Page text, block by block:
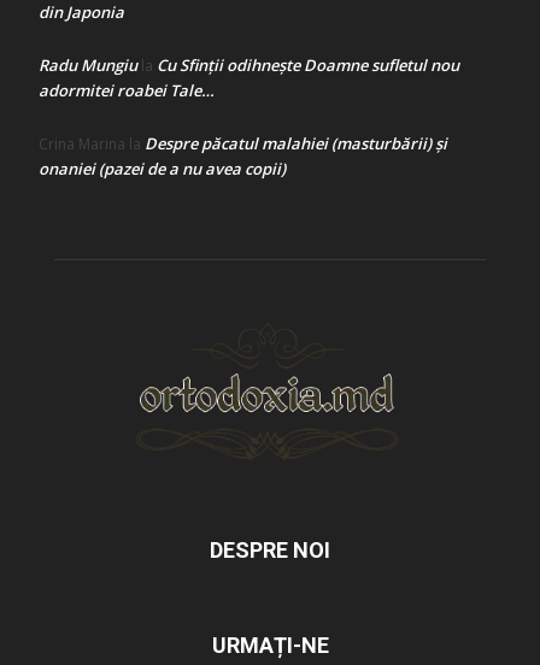
din Japonia
Radu Mungiula Cu Sfinții odihnește Doamne sufletul nou
adormitei roabei Tale…
Crina Marina la Despre păcatul malahiei (masturbării) şi
onaniei (pazei de a nu avea copii)
DESPRE NOI
URMAȚI-NE